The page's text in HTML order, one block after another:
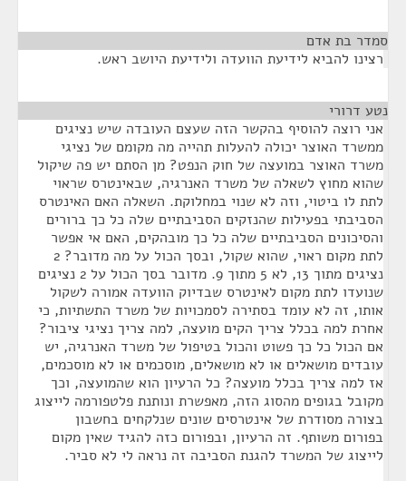
סמדר בת אדם
רצינו להביא לידיעת הוועדה ולידיעת היושב ראש.
נטע דרורי
אני רוצה להוסיף בהקשר הזה שעצם העובדה שיש נציגים
ממשרד האוצר יכולה להעלות תהייה מה מקומם של נציגי
משרד האוצר במועצה של חוק הנפט? מן הסתם יש פה שיקול
שהוא מחוץ לשאלה של משרד האנרגיה, שבאינטרס שראוי
לתת לו ביטוי, וזה לא שנוי במחלוקת. השאלה האם האינטרס
הסביבתי בפעילות שהנזקים הסביבתיים שלה כל כך ברורים
והסיכונים הסביבתיים שלה כל כך מובהקים, האם אי אפשר
לתת מקום ראוי, שהוא שקול, ובסך הכול על מה מדובר? 2
נציגים מתוך 13, לא 5 מתוך 9. מדובר בסך הכול על 2 נציגים
שנועדו לתת מקום לאינטרס שבדיוק הוועדה אמורה לשקול
אותו, זה לא עומד בסתירה לסמכויות של משרד התשתיות, כי
אחרת למה בכלל צריך הקים מועצה, למה צריך נציגי ציבור?
אם הכול כל כך פשוט והכול בטיפול של משרד האנרגיה, יש
עובדים מושאלים או לא מושאלים, מוסכמים או לא מוסכמים,
אז למה צריך בכלל מועצה? כל הרעיון הוא שהמועצה, וכך
מקובל בגופים מהסוג הזה, מאפשרת ונותנת פלטפורמה לייצוג
בצורה מסודרת של אינטרסים שונים שנלקחים בחשבון
בפורום משותף. זה הרעיון, ובפורום כזה להגיד שאין מקום
לייצוג של המשרד להגנת הסביבה זה נראה לי לא סביר.